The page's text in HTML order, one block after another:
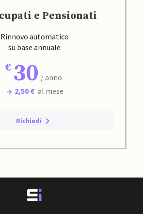
e Pensionati
Rinnovo automatico
su base annuale
30 / anno
2,50 € al mese
Richiedi